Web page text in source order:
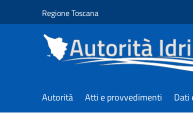
Regione Toscana
Autorità Atti e provvedimenti Dati